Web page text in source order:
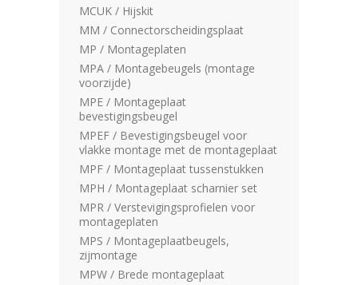
MCUK / Hijskit
MM / Connectorscheidingsplaat
MP / Montageplaten
MPA / Montagebeugels (montage
voorzijde)
MPE / Montageplaat
bevestigingsbeugel
MPEF / Bevestigingsbeugel voor
vlakke montage met de montageplaat
MPF / Montageplaat tussenstukken
MPH / Montageplaat scharnier set
MPR / Verstevigingsprofielen voor
montageplaten
MPS / Montageplaatbeugels,
zijmontage
MPW / Brede montageplaat